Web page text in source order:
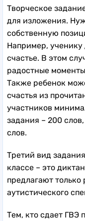
Творческое
для изложения.
собственную
Например, ученику
счастье. В этом
радостные
Также ребенок
счастья из
участников
задания – 200
слов.
Третий вид
классе – это
предлагают
аутистического
Тем, кто сдает ГВЭ